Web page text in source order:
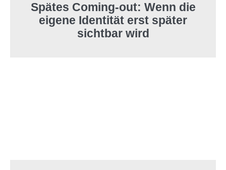
Spätes Coming-out: Wenn die
eigene Identität erst später
sichtbar wird